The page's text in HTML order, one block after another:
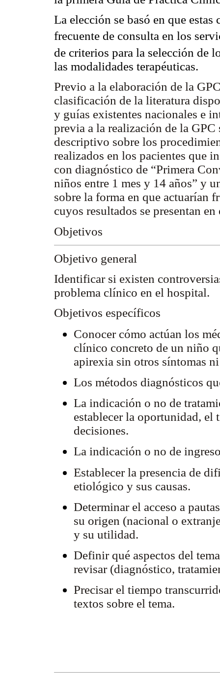
La elección se basó en que
frecuente de consulta en los
de criterios para la selección de
las modalidades terapéuticas.
Previo a la elaboración de la
clasificación de la literatura
y guías existentes nacionales e
previa a la realización de la
descriptivo sobre los
realizados en los pacientes que
con diagnóstico de “Primera
niños entre 1 mes y 14 años” y
sobre la forma en que actuarían
cuyos resultados se presentan en
Objetivos
Objetivo general
Identificar si existen
problema clínico en el hospital.
Objetivos específicos
Conocer cómo actúan los
clínico concreto de un niño
apirexia sin otros síntomas
Los métodos diagnósticos
La indicación o no de
establecer la oportunidad,
decisiones.
La indicación o no de
Establecer la presencia de
etiológico y sus causas.
Determinar el acceso a
su origen (nacional o
y su utilidad.
Definir qué aspectos del
revisar (diagnóstico,
Precisar el tiempo
textos sobre el tema.